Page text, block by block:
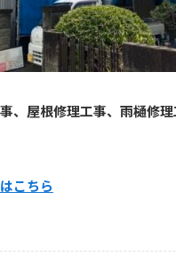
、屋根修理工事、雨樋修
こちら